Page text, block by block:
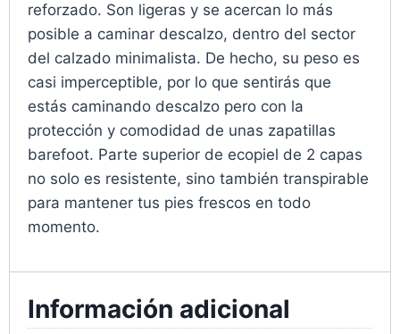
reforzado. Son ligeras y se acercan lo más
posible a caminar descalzo, dentro del sector
del calzado minimalista. De hecho, su peso es
casi imperceptible, por lo que sentirás que
estás caminando descalzo pero con la
protección y comodidad de unas zapatillas
barefoot. Parte superior de ecopiel de 2 capas
no solo es resistente, sino también transpirable
para mantener tus pies frescos en todo
momento.
Información adicional